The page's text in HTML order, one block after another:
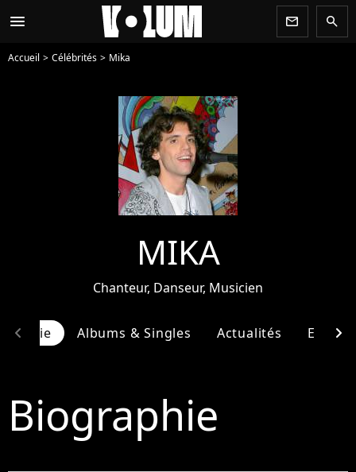
menu newsletter search
Accueil Célébrités Mika
MIKA
Chanteur, Danseur, Musicien
Albums & Singles Actualités
chevron_left chevron_right
Biographie